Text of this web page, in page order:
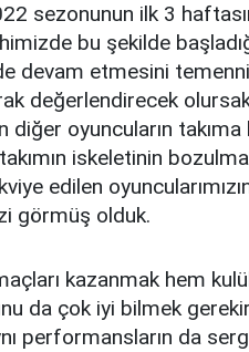
sezonunun ilk 3
bu şekilde
devam etmesini
değerlendirecek
oyuncuların takıma
iskeletinin
edilen
görmüş olduk.
kazanmak hem
da çok iyi bilmek
performansların da